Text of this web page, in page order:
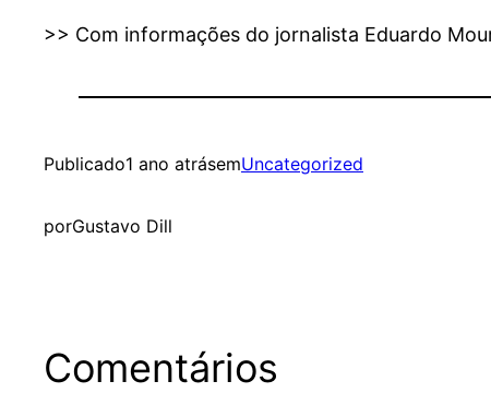
>> Com informações do jornalista Eduardo
Publicado1 ano atrásemUncategorized
porGustavo Dill
Comentários